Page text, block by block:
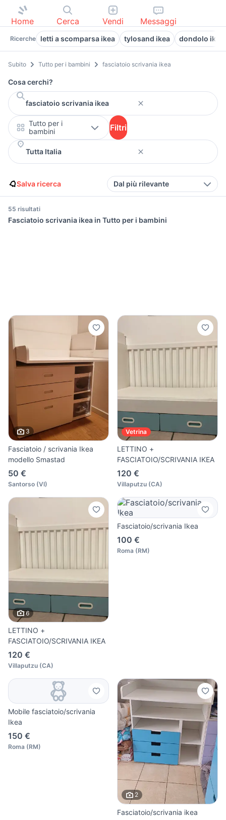
Home Cerca Vendi Messaggi
Ricerche letti a scomparsa ikea tylosand ikea dondolo ikea
Subito Tutto per i bambini fasciatoio scrivania ikea
Cosa cerchi?
Tutto per i
bambini
Filtri
Salva ricerca Dal più rilevante
55 risultati
Fasciatoio scrivania ikea in Tutto per i bambini
3
Fasciatoio / scrivania Ikea
modello Smastad
50 €
Santorso (VI)
Vetrina
LETTINO +
FASCIATOIO/SCRIVANIA IKEA
120 €
Villaputzu (CA)
6
LETTINO +
FASCIATOIO/SCRIVANIA IKEA
120 €
Villaputzu (CA)
Fasciatoio/scrivania Ikea
100 €
Roma (RM)
Mobile fasciatoio/scrivania
Ikea
150 €
Roma (RM)
2
Fasciatoio/scrivania ikea